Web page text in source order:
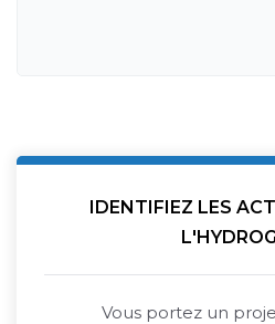
IDENTIFIEZ LES
Vous portez un